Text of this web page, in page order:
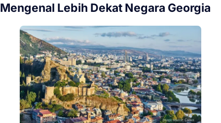
Mengenal Lebih Dekat Negara Georgia